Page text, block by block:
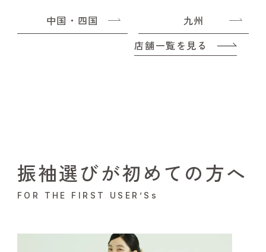
中国・四国
九州
店舗一覧を見る
振袖選びが初めての方へ
FOR THE FIRST USER’Ss